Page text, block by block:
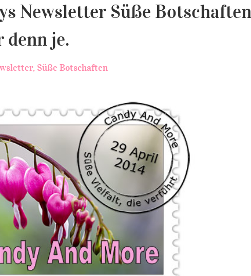
Newsletter Süße Botschaften
denn je.
Süße Botschaften